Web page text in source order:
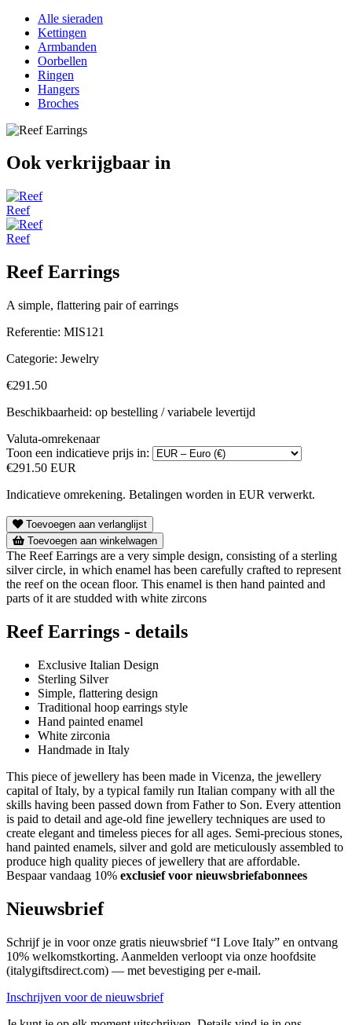
Alle sieraden
Kettingen
Armbanden
Oorbellen
Ringen
Hangers
Broches
Ook verkrijgbaar in
Reef
Reef
Reef Earrings
A simple, flattering pair of earrings
Referentie: MIS121
Categorie: Jewelry
€291.50
Beschikbaarheid: op bestelling / variabele levertijd
Valuta-omrekenaar
Toon een indicatieve prijs in:
€291.50 EUR
Indicatieve omrekening. Betalingen worden in EUR verwerkt.
Toevoegen aan verlanglijst
Toevoegen aan winkelwagen
The Reef Earrings are a very simple design, consisting of a sterling
silver circle, in which enamel has been carefully crafted to represent
the reef on the ocean floor. This enamel is then hand painted and
parts of it are studded with white zircons
Reef Earrings - details
Exclusive Italian Design
Sterling Silver
Simple, flattering design
Traditional hoop earrings style
Hand painted enamel
White zirconia
Handmade in Italy
This piece of jewellery has been made in Vicenza, the jewellery
capital of Italy, by a typical family run Italian company with all the
skills having been passed down from Father to Son. Every attention
is paid to detail and age-old fine jewellery techniques are used to
create elegant and timeless pieces for all ages. Semi-precious stones,
hand painted enamels, silver and gold are meticulously assembled to
produce high quality pieces of jewellery that are affordable.
Bespaar vandaag 10% exclusief voor nieuwsbriefabonnees
Nieuwsbrief
Schrijf je in voor onze gratis nieuwsbrief “I Love Italy” en ontvang
10% welkomstkorting. Aanmelden verloopt via onze hoofdsite
(italygiftsdirect.com) — met bevestiging per e-mail.
Inschrijven voor de nieuwsbrief